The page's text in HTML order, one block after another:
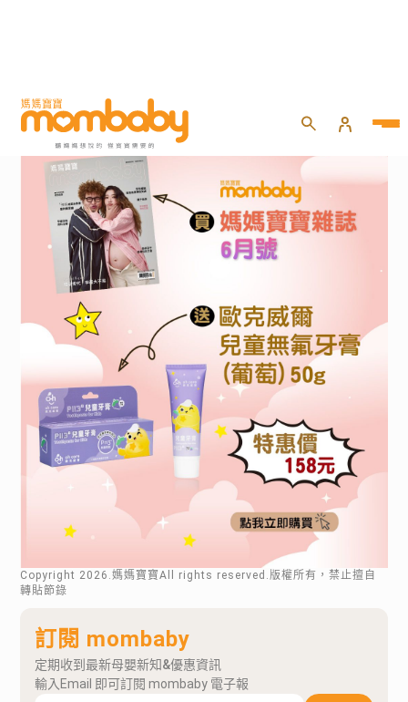
Copyright 2026 .媽媽寶寶All rights reserved.版權所有，禁止擅自
轉貼節錄
訂閱 mombaby
定期收到最新母嬰新知&優惠資訊
輸入Email 即可訂閱 mombaby 電子報